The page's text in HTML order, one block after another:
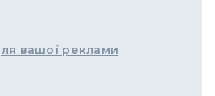
вашої реклами